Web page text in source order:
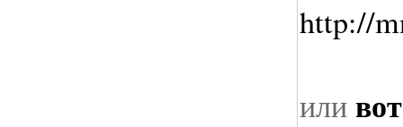
http://
или